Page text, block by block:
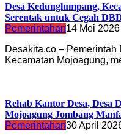
Desa Kedunglumpang,
Serentak untuk Cegah
Pemerintahan14 Mei 2026
Desakita.co –
Kecamatan Mojoagung,
Rehab Kantor Desa, Desa
Mojoagung Jombang
Pemerintahan30 April